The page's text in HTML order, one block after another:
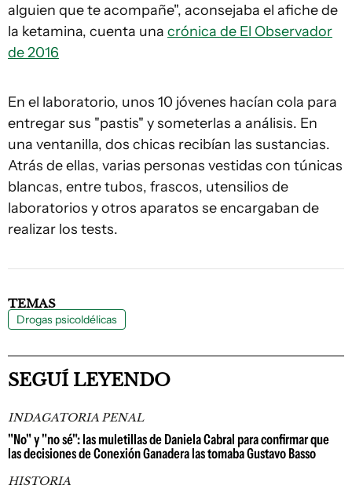
alguien que te acompañe", aconsejaba el afiche de
la ketamina, cuenta una crónica de El Observador
de 2016
En el laboratorio, unos 10 jóvenes hacían cola para
entregar sus "pastis" y someterlas a análisis. En
una ventanilla, dos chicas recibían las sustancias.
Atrás de ellas, varias personas vestidas con túnicas
blancas, entre tubos, frascos, utensilios de
laboratorios y otros aparatos se encargaban de
realizar los tests.
TEMAS
Drogas psicoldélicas
SEGUÍ LEYENDO
INDAGATORIA PENAL
"No" y "no sé": las muletillas de Daniela Cabral para confirmar que
las decisiones de Conexión Ganadera las tomaba Gustavo Basso
HISTORIA